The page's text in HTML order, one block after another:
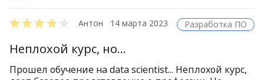
Антон 14 марта 2023 Разработка ПО
Неплохой курс, но...
Прошел обучение на data scientist... Неплохой курс,